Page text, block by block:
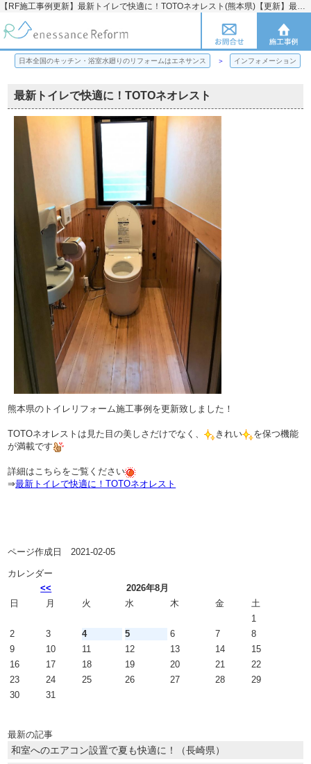
【RF施工事例更新】最新トイレで快適に！TOTOネオレスト(熊本県)【更新】最新トイレで快適に！TOTOネオレスト | 日本全国のキッチン・浴室水廻りのリフォームのことならエネサンス
日本全国のキッチン・浴室水廻りのリフォームはエネサンス インフォメーション
最新トイレで快適に！TOTOネオレスト
熊本県のトイレリフォーム施工事例を更新致しました！
TOTOネオレストは見た目の美しさだけでなく、 きれい
を保つ機能
が満載です
詳細はこちらをご覧ください
⇒最新トイレで快適に！TOTOネオレスト
ページ作成日 2021-02-05
カレンダー
<<
2026年8月
日
月 火 水 木 金
土
1
2
3 4 5 6 7
8
9
10 11 12 13 14
15
16
17 18 19 20 21
22
23
24 25 26 27 28
29
30
31
最新の記事
和室へのエアコン設置で夏も快適に！（長崎県）